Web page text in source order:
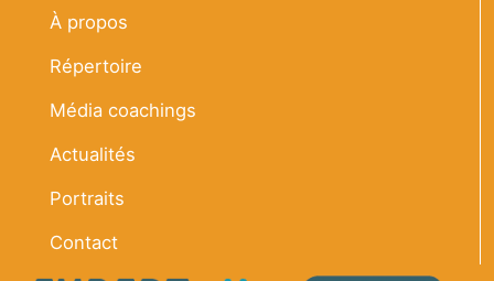
À propos
Répertoire
Média coachings
Actualités
Portraits
Contact